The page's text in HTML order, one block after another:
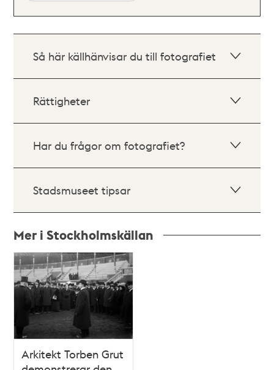
Så här källhänvisar du till fotografiet
Rättigheter
Har du frågor om fotografiet?
Stadsmuseet tipsar
Mer i Stockholmskällan
Relaterade
poster
och
teman
Arkitekt Torben Grut